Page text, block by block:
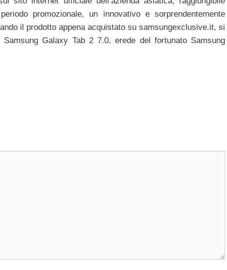
promozionale, un innovativo e sorprendentemente
il prodotto appena acquistato su samsungexclusive.it, si
Galaxy Tab 2 7.0, erede del fortunato Samsung